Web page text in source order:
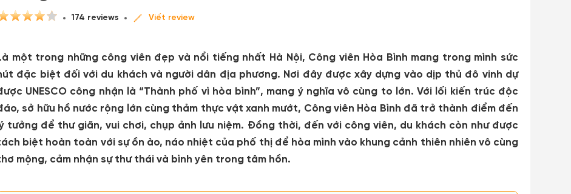
174 reviews Viết review
một trong những công viên đẹp và nổi tiếng nhất Hà Nội, Công viên Hòa Bình mang trong mình sức
đặc biệt đối với du khách và người dân địa phương. Nơi đây được xây dựng vào dịp thủ đô vinh dự
UNESCO công nhận là “Thành phố vì hòa bình”, mang ý nghĩa vô cùng to lớn. Với lối kiến trúc độc
sở hữu hồ nước rộng lớn cùng thảm thực vật xanh mướt, Công viên Hòa Bình đã trở thành điểm đến
tưởng để thư giãn, vui chơi, chụp ảnh lưu niệm. Đồng thời, đến với công viên, du khách còn như được
biệt hoàn toàn với sự ồn ào, náo nhiệt của phố thị để hòa mình vào khung cảnh thiên nhiên vô cùng
mộng, cảm nhận sự thư thái và bình yên trong tâm hồn.